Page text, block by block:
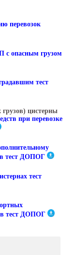
перевозок
с опасным грузом
тест
цистерны
при перевозке
тест ДОПОГ
тест
тест ДОПОГ